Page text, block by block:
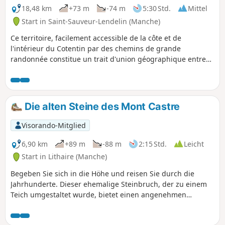
18,48 km +73 m -74 m 5:30 Std.
Mittel
Start in Saint-Sauveur-Lendelin (Manche)
Ce territoire, facilement accessible de la côte et de
l'intérieur du Cotentin par des chemins de grande
randonnée constitue un trait d'union géographique entre
d'Histoire. C'est un territoire vallonné qui comprend de
nombreuses zones humides (marais). Il est traversé par la
voie romaine (D 535) qui reliait Abrincae, nom romain
d'Avranches et Alauna, Valognes.
Die alten Steine des Mont Castre
Visorando-Mitglied
6,90 km
+89 m -88 m 2:15 Std.
Leicht
Start in Lithaire (Manche)
Begeben Sie sich in die Höhe und reisen Sie durch die
Jahrhunderte. Dieser ehemalige Steinbruch, der zu einem
Teich umgestaltet wurde, bietet einen angenehmen
über die ehemaligen Eisenbahnschienen, die Grünen